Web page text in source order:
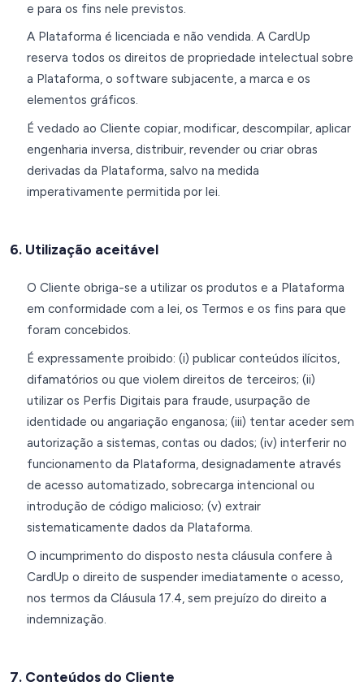
e para os fins nele previstos.
A Plataforma é licenciada e não vendida. A CardUp
reserva todos os direitos de propriedade intelectual sobre
a Plataforma, o software subjacente, a marca e os
elementos gráficos.
É vedado ao Cliente copiar, modificar, descompilar, aplicar
engenharia inversa, distribuir, revender ou criar obras
derivadas da Plataforma, salvo na medida
imperativamente permitida por lei.
6. Utilização aceitável
O Cliente obriga-se a utilizar os produtos e a Plataforma
em conformidade com a lei, os Termos e os fins para que
foram concebidos.
É expressamente proibido: (i) publicar conteúdos ilícitos,
difamatórios ou que violem direitos de terceiros; (ii)
utilizar os Perfis Digitais para fraude, usurpação de
identidade ou angariação enganosa; (iii) tentar aceder sem
autorização a sistemas, contas ou dados; (iv) interferir no
funcionamento da Plataforma, designadamente através
de acesso automatizado, sobrecarga intencional ou
introdução de código malicioso; (v) extrair
sistematicamente dados da Plataforma.
O incumprimento do disposto nesta cláusula confere à
CardUp o direito de suspender imediatamente o acesso,
nos termos da Cláusula 17.4, sem prejuízo do direito a
indemnização.
7. Conteúdos do Cliente